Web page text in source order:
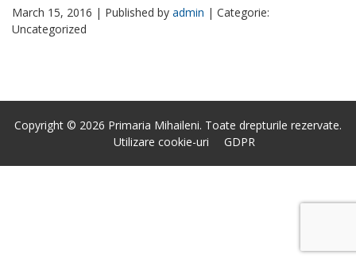
March 15, 2016 | Published by admin | Categorie:
Uncategorized
Copyright © 2026 Primaria Mihaileni. Toate drepturile rezervate.
Utilizare cookie-uri
GDPR